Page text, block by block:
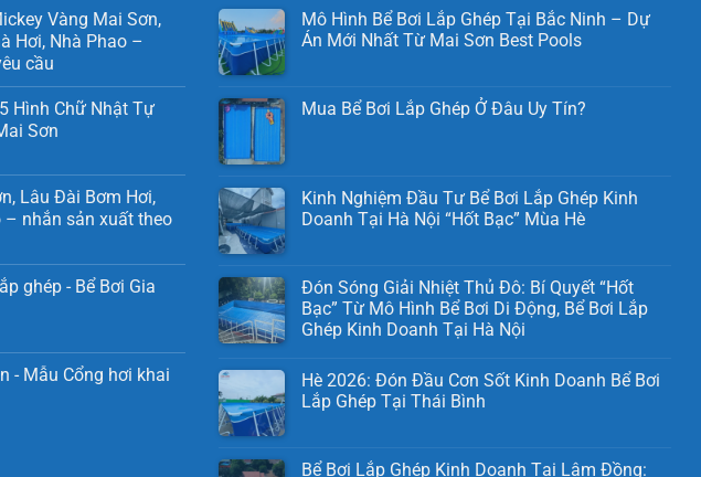
Vàng Mai Sơn,
Hơi, Nhà Phao –
cầu
Hình Chữ Nhật Tự
Sơn
Lâu Đài Bơm Hơi,
– nhắn sản xuất theo
ghép - Bể Bơi Gia
- Mẫu Cổng hơi khai
Mô Hình Bể Bơi Lắp Ghép Tại Bắc Ninh – Dự
Án Mới Nhất Từ Mai Sơn Best Pools
Mua Bể Bơi Lắp Ghép Ở Đâu Uy Tín?
Kinh Nghiệm Đầu Tư Bể Bơi Lắp Ghép Kinh
Doanh Tại Hà Nội “Hốt Bạc” Mùa Hè
Đón Sóng Giải Nhiệt Thủ Đô: Bí Quyết “Hốt
Bạc” Từ Mô Hình Bể Bơi Di Động, Bể Bơi Lắp
Ghép Kinh Doanh Tại Hà Nội
Hè 2026: Đón Đầu Cơn Sốt Kinh Doanh Bể Bơi
Lắp Ghép Tại Thái Bình
Bể Bơi Lắp Ghép Kinh Doanh Tại Lâm Đồng: